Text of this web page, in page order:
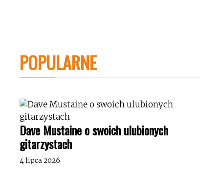
POPULARNE
Dave Mustaine o swoich ulubionych
gitarzystach
4 lipca 2026